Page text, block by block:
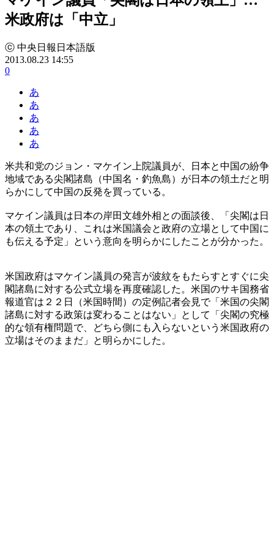
米政府は「中立」
ⓒ 中央日報日本語版
2013.08.23 14:55
0
あ
あ
あ
あ
あ
米共和党のジョン・マケイン上院議員が、日本と中国の紛争
地域である尖閣諸島（中国名・釣魚島）が日本の領土だと明
らかにして中国の反発を買っている。
マケイン議員は日本の岸田文雄外相との面談後、「尖閣は日
本の領土であり、これは米国議会と政府の立場として中国に
も伝える予定」という意向を明らかにしたことが分かった。
米国政府はマケイン議員の発言が波紋をもたらすとすぐに尖
閣諸島に対する公式立場を再度確認した。米国のサキ国務省
報道官は２２日（米国時間）の定例記者会見で「米国の尖閣
諸島に対する政策は変わることはない」として「尖閣の究極
的な領有権問題で、どちら側にも入らないという米国政府の
立場はそのままだ」と明らかにした。